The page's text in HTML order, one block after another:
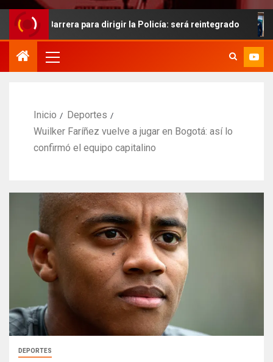
Barrera para dirigir la Policía: será reintegrado
Inicio
Deportes
Wuilker Faríñez vuelve a jugar en Bogotá: así lo
confirmó el equipo capitalino
DEPORTES